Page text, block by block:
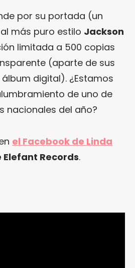
por su portada (un
más puro estilo Jackson
limitada a 500 copias
(aparte de sus
digital). ¿Estamos
de uno de
nacionales del año?
el Facebook de Linda
Elefant Records.